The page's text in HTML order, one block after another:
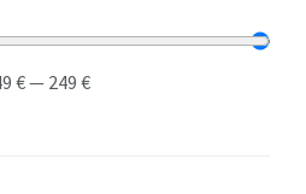
€— 249 €